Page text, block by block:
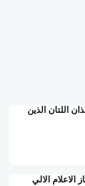
اللتان الذين
الاعلام الالي